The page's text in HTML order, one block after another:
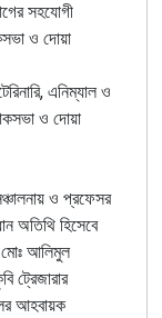
সহযোগী
ও দোয়া
এনিম্যাল ও
ও দোয়া
ও প্রফেসর
অতিথি হিসেবে
মোঃ আলিমুল
ট্রেজারার
আহবায়ক